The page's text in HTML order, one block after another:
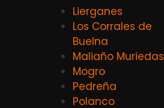
Lierganes
Los Corrales de
Buelna
Maliaño Muriedas
Mogro
Pedreña
Polanco